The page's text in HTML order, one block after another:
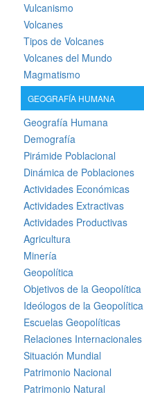
Vulcanismo
Volcanes
Tipos de Volcanes
Volcanes del Mundo
Magmatismo
GEOGRAFÍA HUMANA
Geografía Humana
Demografía
Pirámide Poblacional
Dinámica de Poblaciones
Actividades Económicas
Actividades Extractivas
Actividades Productivas
Agricultura
Minería
Geopolítica
Objetivos de la Geopolítica
Ideólogos de la Geopolítica
Escuelas Geopolíticas
Relaciones Internacionales
Situación Mundial
Patrimonio Nacional
Patrimonio Natural